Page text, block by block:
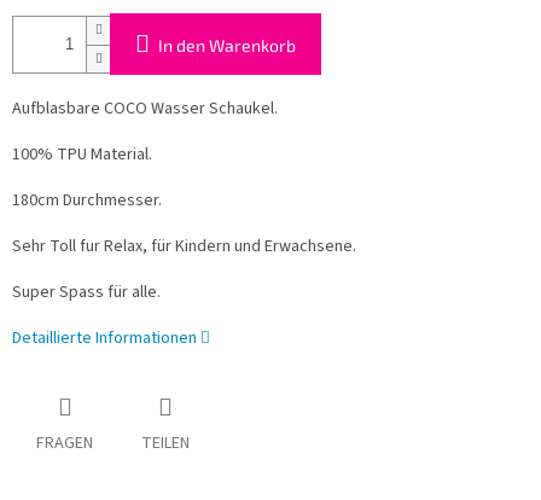
In den Warenkorb
Aufblasbare COCO Wasser Schaukel.
100% TPU Material.
180cm Durchmesser.
Sehr Toll fur Relax, für Kindern und Erwachsene.
Super Spass für alle.
Detaillierte Informationen
FRAGEN TEILEN